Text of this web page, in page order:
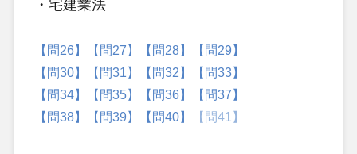
・宅建業法
【問26】 【問27】 【問28】
【問29】
【問30】
【問31】 【問32】
【問33】
【問34】
【問35】 【問36】
【問37】
【問38】
【問39】 【問40】 【問41】